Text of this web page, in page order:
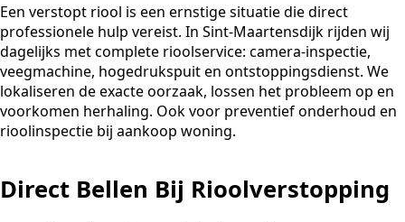
Een verstopt riool is een ernstige situatie die direct
professionele hulp vereist. In Sint-Maartensdijk rijden wij
dagelijks met complete rioolservice: camera-inspectie,
veegmachine, hogedrukspuit en ontstoppingsdienst. We
lokaliseren de exacte oorzaak, lossen het probleem op en
voorkomen herhaling. Ook voor preventief onderhoud en
rioolinspectie bij aankoop woning.
Direct Bellen Bij Rioolverstopping